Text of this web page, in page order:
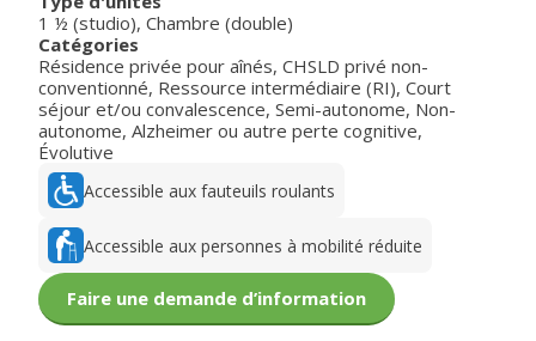
1 ½ (studio), Chambre (double)
Catégories
Résidence privée pour aînés, CHSLD privé non-
conventionné, Ressource intermédiaire (RI), Court
séjour et/ou convalescence, Semi-autonome, Non-
autonome, Alzheimer ou autre perte cognitive,
Évolutive
Accessible aux fauteuils roulants
Accessible aux personnes à mobilité réduite
Faire une demande d’information